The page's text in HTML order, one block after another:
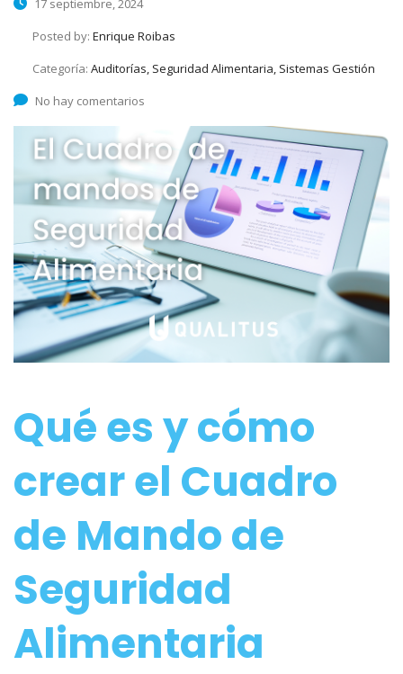
17 septiembre, 2024
Posted by: Enrique Roibas
Categoría: Auditorías, Seguridad Alimentaria, Sistemas Gestión
No hay comentarios
Qué es y cómo
crear el Cuadro
de Mando de
Seguridad
Alimentaria